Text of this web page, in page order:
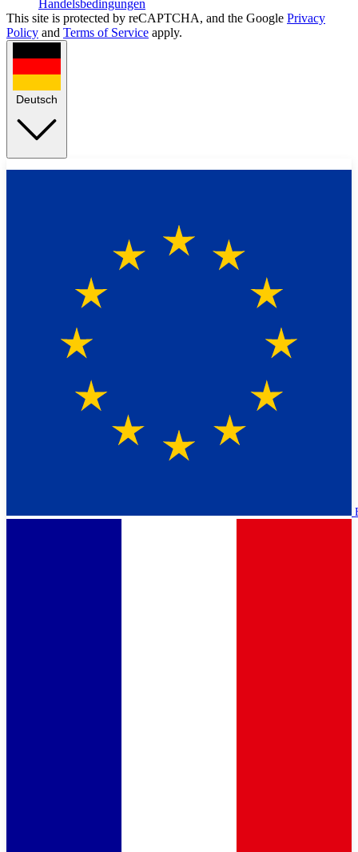
Handelsbedingungen
This site is protected by reCAPTCHA, and the Google Privacy
Policy and Terms of Service apply.
Deutsch